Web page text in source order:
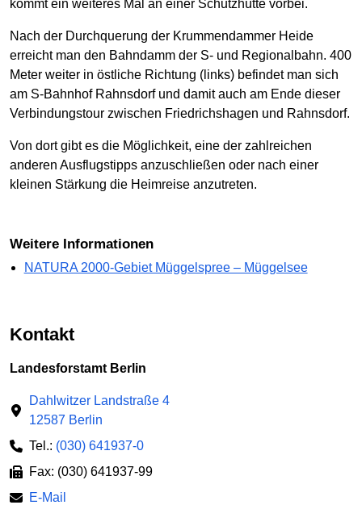
kommt ein weiteres Mal an einer Schutzhütte vorbei.
Nach der Durchquerung der Krummendammer Heide
erreicht man den Bahndamm der S- und Regionalbahn. 400
Meter weiter in östliche Richtung (links) befindet man sich
am S-Bahnhof Rahnsdorf und damit auch am Ende dieser
Verbindungstour zwischen Friedrichshagen und Rahnsdorf.
Von dort gibt es die Möglichkeit, eine der zahlreichen
anderen Ausflugstipps anzuschließen oder nach einer
kleinen Stärkung die Heimreise anzutreten.
Weitere Informationen
NATURA 2000-Gebiet Müggelspree – Müggelsee
Kontakt
Landesforstamt Berlin
Dahlwitzer Landstraße 4
12587 Berlin
Tel.: (030) 641937-0
Fax: (030) 641937-99
E-Mail